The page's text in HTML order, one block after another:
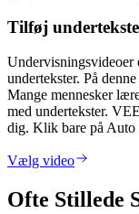
Tilføj
Undervisningsvideoer
undertekster. På
Mange mennesker
med undertekster.
dig. Klik bare på Auto
Vælg video
Ofte Stillede